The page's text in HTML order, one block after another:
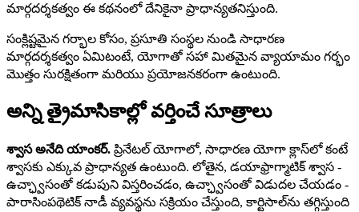
మార్గదర్శకత్వం ఈ కథనంలో దేనికైనా ప్రాధాన్యతనిస్తుంది.
సంక్లిష్టమైన గర్భాల కోసం, ప్రసూతి సంస్థల నుండి సాధారణ
మార్గదర్శకత్వం ఏమిటంటే, యోగాతో సహా మితమైన వ్యాయామం గర్భం
మొత్తం సురక్షితంగా మరియు ప్రయోజనకరంగా ఉంటుంది.
అన్ని త్రైమాసికాల్లో వర్తించే సూత్రాలు
శ్వాస అనేది యాంకర్. ప్రినేటల్ యోగాలో, సాధారణ యోగా క్లాస్‌లో కంటే
శ్వాసకు ఎక్కువ ప్రాధాన్యత ఉంటుంది. లోతైన, డయాఫ్రాగ్మాటిక్ శ్వాస -
ఉచ్ఛ్వాసంతో కడుపుని విస్తరించడం, ఉచ్ఛ్వాసంతో విడుదల చేయడం -
పారాసింపథెటిక్ నాడీ వ్యవస్థను సక్రియం చేస్తుంది, కార్టిసాల్‌ను తగ్గిస్తుంది